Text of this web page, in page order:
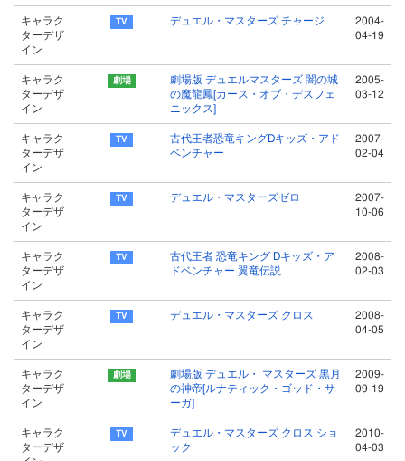
キャラク
ターデザ
イン
デュエル・マスターズ チャージ
2004-
04-19
キャラク
ターデザ
イン
劇場版 デュエルマスターズ 闇の城
の魔龍鳳[カース・オブ・デスフェ
ニックス]
2005-
03-12
キャラク
ターデザ
イン
古代王者恐竜キングDキッズ・アド
ベンチャー
2007-
02-04
キャラク
ターデザ
イン
デュエル・マスターズゼロ
2007-
10-06
キャラク
ターデザ
イン
古代王者 恐竜キング Dキッズ・ア
ドベンチャー 翼竜伝説
2008-
02-03
キャラク
ターデザ
イン
デュエル・マスターズ クロス
2008-
04-05
キャラク
ターデザ
イン
劇場版 デュエル・ マスターズ 黒月
の神帝[ルナティック・ゴッド・サ
ーガ]
2009-
09-19
キャラク
ターデザ
デュエル・マスターズ クロス ショ
ック
2010-
04-03